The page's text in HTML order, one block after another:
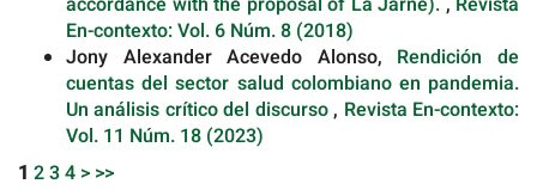
En-contexto: Vol. 6 Núm. 8 (2018)
Jony Alexander Acevedo Alonso, Rendición de
cuentas del sector salud colombiano en pandemia.
Un análisis crítico del discurso, Revista En-contexto:
Vol. 11 Núm. 18 (2023)
1 234 > >>